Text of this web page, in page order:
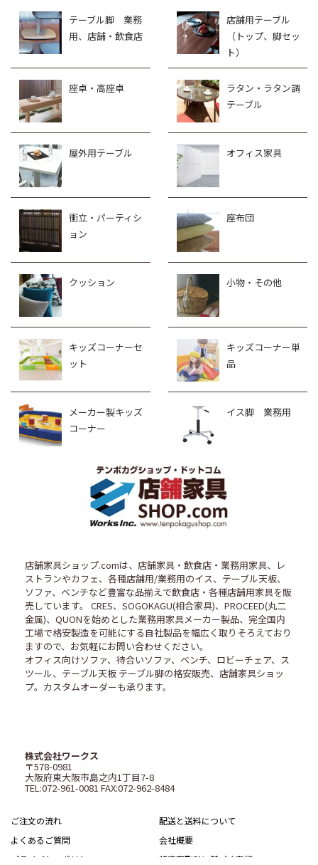
テーブル脚 業務
用、店舗・飲食店
店舗用テーブル
（トップ、脚セッ
ト）
座卓・高座卓
ラタン・ラタン調
テーブル
屋外用テーブル オフィス家具
衝立・パーティシ
ョン
座布団
クッション 小物・その他
キッズコーナーセ
ット
キッズコーナー単
品
メーカー製キッズ
コーナー
イス脚 業務用
店舗家具ショップ.comは、店舗家具・飲食店・業務用家具、レ
ストランやカフェ、各種店舗用/業務用のイス、テーブル天板、
ソファ、ベンチなど豊富な品揃えで飲食店・各種店舗用家具を販
売しています。 CRES、SOGOKAGU(相合家具)、PROCEED(丸二
金属)、QUONを始めとした業務用家具メーカー製品、完全国内
工場で格安製造を可能にする自社製品を幅広く取りそろえており
ますので、お気軽にお問い合わせください。
オフィス向けソファ、待合いソファ、ベンチ、ロビーチェア、ス
ツール、テーブル天板 テーブル脚の格安販売、店舗家具ショッ
プ。カスタムオーダーも承ります。
株式会社ワークス
〒578-0981
大阪府東大阪市島之内1丁目7-8
TEL:072-961-0081 FAX:072-962-8484
ご注文の流れ
配送と送料について
よくあるご質問
会社概要
プライバシーポリシー
特定商取引に基づく表記